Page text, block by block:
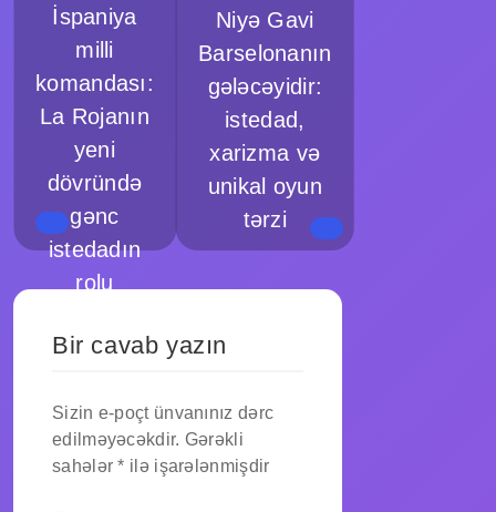
İspaniya
milli
komandası:
La Rojanın
yeni
dövründə
gənc
istedadın
rolu
Niyə Gavi
Barselonanın
gələcəyidir:
istedad,
xarizma və
unikal oyun
tərzi
Bir cavab yazın
Sizin e-poçt ünvanınız dərc
edilməyəcəkdir. Gərəkli
sahələr* ilə işarələnmişdir